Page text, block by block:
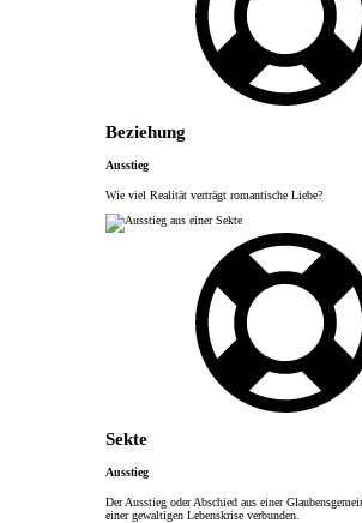
Beziehung
Ausstieg
Wie viel Realität verträgt romantische Liebe?
Sekte
Ausstieg
Der Ausstieg oder Abschied aus einer
einer gewaltigen Lebenskrise verbunden.